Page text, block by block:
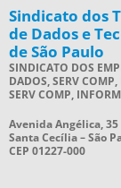
Sindicato dos
de Dados e
de São Paulo
SINDICATO DOS
DADOS, SERV
SERV COMP,
Avenida Angélica, 35
Santa Cecília – São
CEP 01227-000